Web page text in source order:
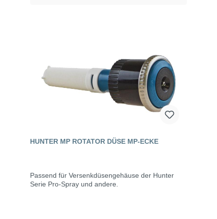
HUNTER MP ROTATOR DÜSE MP-ECKE
Passend für Versenkdüsengehäuse der Hunter
Serie Pro-Spray und andere.